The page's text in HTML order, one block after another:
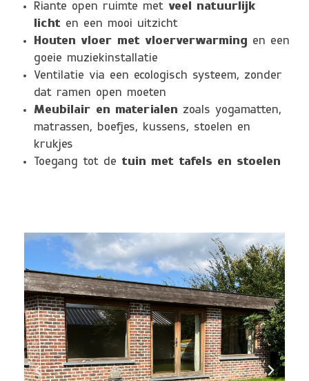
Riante open ruimte met veel natuurlijk
licht en een mooi uitzicht
Houten vloer met vloerverwarming en een
goeie muziekinstallatie
Ventilatie via een ecologisch systeem, zonder
dat ramen open moeten
Meubilair en materialen zoals yogamatten,
matrassen, boefjes, kussens, stoelen en
krukjes
Toegang tot de tuin met tafels en stoelen